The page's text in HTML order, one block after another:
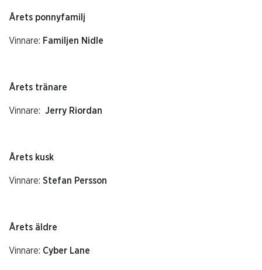
Årets ponnyfamilj
Vinnare: Familjen Nidle
Årets tränare
Vinnare: Jerry Riordan
Årets kusk
Vinnare: Stefan Persson
Årets äldre
Vinnare: Cyber Lane